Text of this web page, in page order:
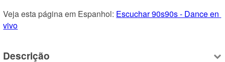
Veja esta página em Espanhol: Escuchar 90s90s - Dance en
vivo
Descrição